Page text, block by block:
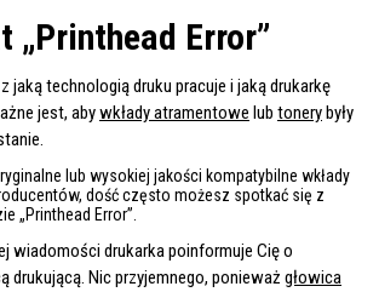
„Printhead Error”
jaką technologią druku pracuje i jaką drukarkę
jest, abywkłady atramentowe lub tonery były
lub wysokiej jakości kompatybilne wkłady
dość często możesz spotkać się z
„Printhead Error”.
wiadomości drukarka poinformuje Cię o
drukującą. Nic przyjemnego, ponieważ głowica